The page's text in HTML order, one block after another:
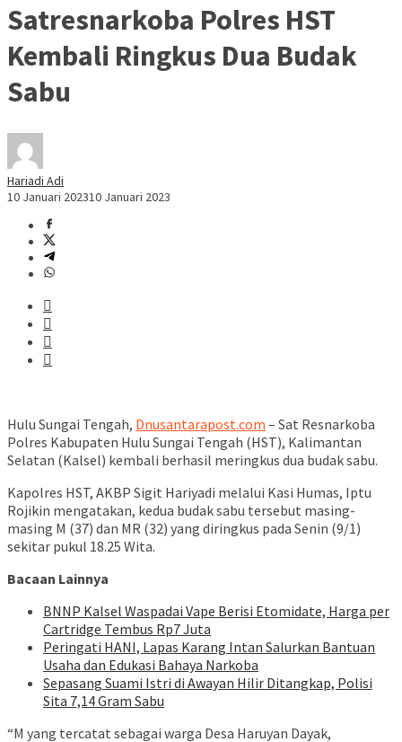
Satresnarkoba Polres HST
Kembali Ringkus Dua Budak
Sabu
Hariadi Adi
10 Januari 202310 Januari 2023
Hulu Sungai Tengah, Dnusantarapost.com – Sat Resnarkoba
Polres Kabupaten Hulu Sungai Tengah (HST), Kalimantan
Selatan (Kalsel) kembali berhasil meringkus dua budak sabu.
Kapolres HST, AKBP Sigit Hariyadi melalui Kasi Humas, Iptu
Rojikin mengatakan, kedua budak sabu tersebut masing-
masing M (37) dan MR (32) yang diringkus pada Senin (9/1)
sekitar pukul 18.25 Wita.
Bacaan Lainnya
BNNP Kalsel Waspadai Vape Berisi Etomidate, Harga per
Cartridge Tembus Rp7 Juta
Peringati HANI, Lapas Karang Intan Salurkan Bantuan
Usaha dan Edukasi Bahaya Narkoba
Sepasang Suami Istri di Awayan Hilir Ditangkap, Polisi
Sita 7,14 Gram Sabu
“M yang tercatat sebagai warga Desa Haruyan Dayak,